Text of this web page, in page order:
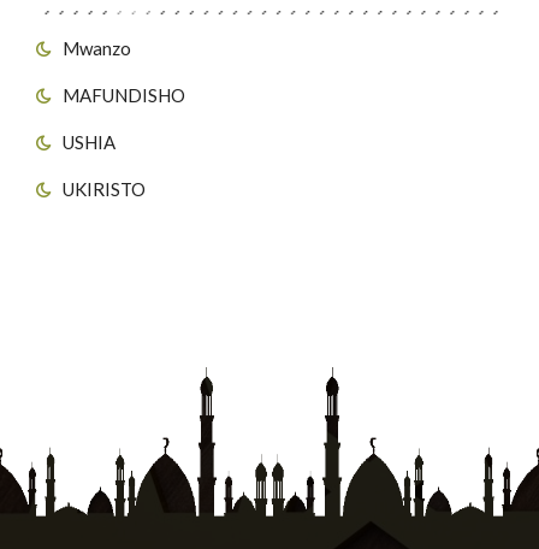
Mwanzo
MAFUNDISHO
USHIA
UKIRISTO